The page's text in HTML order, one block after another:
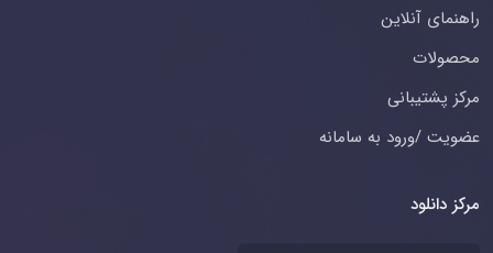
راهنمای آنلاین
محصولات
مرکز پشتیبانی
عضویت /ورود به سامانه
مرکز دانلود